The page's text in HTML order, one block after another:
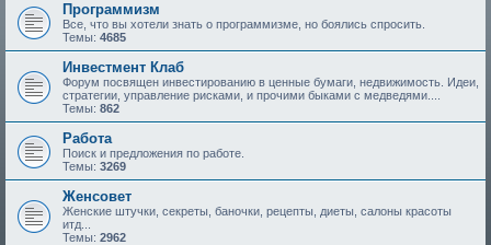
Программизм
Все, что вы хотели знать о программизме, но боялись спросить.
Темы: 4685
Инвестмент Клаб
Форум посвящен инвестированию в ценные бумаги, недвижимость. Идеи,
стратегии, управление рисками, и прочими быками с медведями....
Темы: 862
Работа
Поиск и предложения по работе.
Темы: 3269
Женсовет
Женские штучки, секреты, баночки, рецепты, диеты, салоны красоты
итд...
Темы: 2962